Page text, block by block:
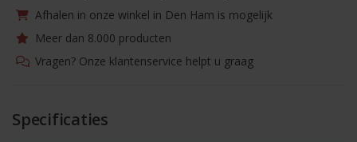
Afhalen in onze winkel in Den Ham is mogelijk
Meer dan 8.000 producten
Vragen? Onze klantenservice helpt u graag
Specificaties